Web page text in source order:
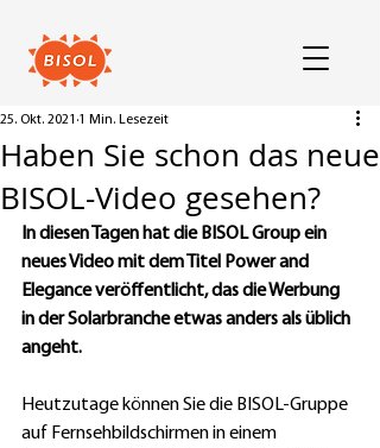
Haben Sie schon das neue
BISOL-Video gesehen?
25. Okt. 2021 1 Min. Lesezeit
In diesen Tagen hat die BISOL Group ein
neues Video mit dem Titel Power and
Elegance veröffentlicht, das die Werbung
in der Solarbranche etwas anders als üblich
angeht.
Heutzutage können Sie die BISOL-Gruppe
auf Fernsehbildschirmen in einem